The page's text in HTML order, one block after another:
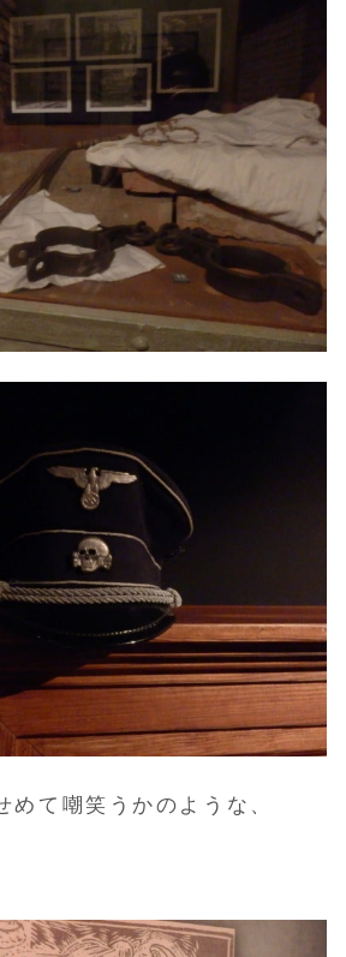
めて嘲笑うかのような、